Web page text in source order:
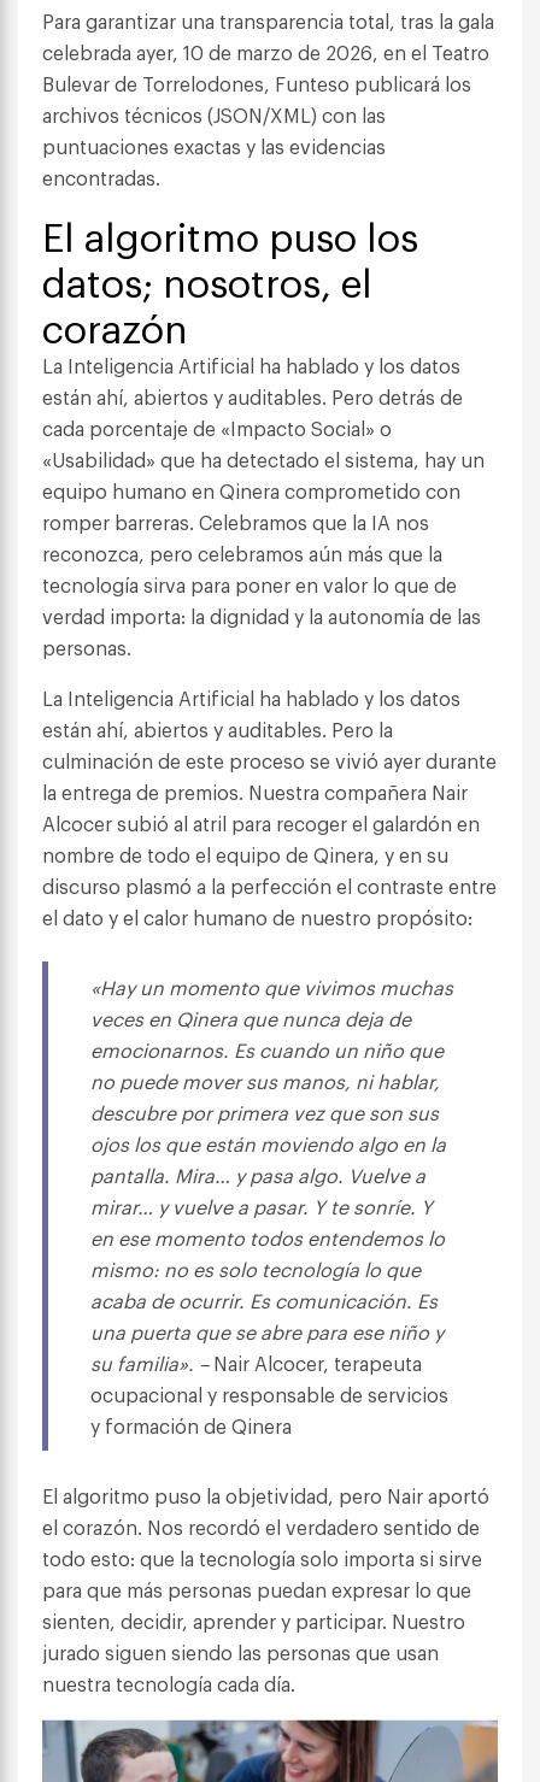
Para garantizar una transparencia total, tras la gala
celebrada ayer, 10 de marzo de 2026, en el Teatro
Bulevar de Torrelodones, Funteso publicará los
archivos técnicos (JSON/XML) con las
puntuaciones exactas y las evidencias
encontradas.
El algoritmo puso los
datos; nosotros, el
corazón
La Inteligencia Artificial ha hablado y los datos
están ahí, abiertos y auditables. Pero detrás de
cada porcentaje de «Impacto Social» o
«Usabilidad» que ha detectado el sistema, hay un
equipo humano en Qinera comprometido con
romper barreras. Celebramos que la IA nos
reconozca, pero celebramos aún más que la
tecnología sirva para poner en valor lo que de
verdad importa: la dignidad y la autonomía de las
personas.
La Inteligencia Artificial ha hablado y los datos
están ahí, abiertos y auditables. Pero la
culminación de este proceso se vivió ayer durante
la entrega de premios. Nuestra compañera Nair
Alcocer subió al atril para recoger el galardón en
nombre de todo el equipo de Qinera, y en su
discurso plasmó a la perfección el contraste entre
el dato y el calor humano de nuestro propósito:
«Hay un momento que vivimos muchas
veces en Qinera que nunca deja de
emocionarnos. Es cuando un niño que
no puede mover sus manos, ni hablar,
descubre por primera vez que son sus
ojos los que están moviendo algo en la
pantalla. Mira… y pasa algo. Vuelve a
mirar… y vuelve a pasar. Y te sonríe. Y
en ese momento todos entendemos lo
mismo: no es solo tecnología lo que
acaba de ocurrir. Es comunicación. Es
una puerta que se abre para ese niño y
su familia». –Nair Alcocer, terapeuta
ocupacional y responsable de servicios
y formación de Qinera
El algoritmo puso la objetividad, pero Nair aportó
el corazón. Nos recordó el verdadero sentido de
todo esto: que la tecnología solo importa si sirve
para que más personas puedan expresar lo que
sienten, decidir, aprender y participar. Nuestro
jurado siguen siendo las personas que usan
nuestra tecnología cada día.